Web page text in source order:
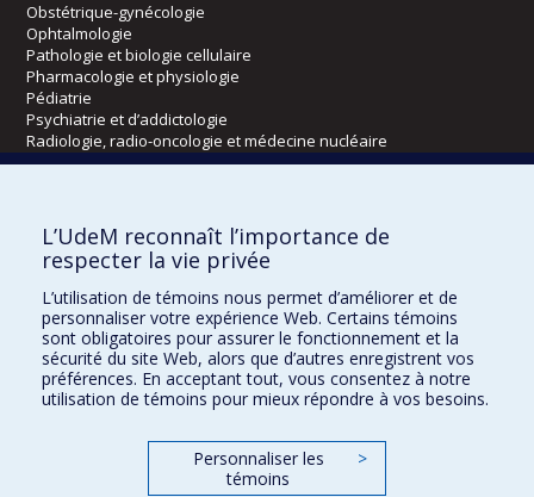
Obstétrique-gynécologie
Ophtalmologie
Pathologie et biologie cellulaire
Pharmacologie et physiologie
Pédiatrie
Psychiatrie et d’addictologie
Radiologie, radio-oncologie et médecine nucléaire
Kinésiologie et des sciences de l’activité physique
Orthophonie et audiologie
Réadaptation
Directions
DPC
CPASS
L’UdeM reconnaît l’importance de
respecter la vie privée
L’utilisation de témoins nous permet d’améliorer et de
personnaliser votre expérience Web. Certains témoins
sont obligatoires pour assurer le fonctionnement et la
sécurité du site Web, alors que d’autres enregistrent vos
préférences. En acceptant tout, vous consentez à notre
utilisation de témoins pour mieux répondre à vos besoins.
Personnaliser les
témoins
>